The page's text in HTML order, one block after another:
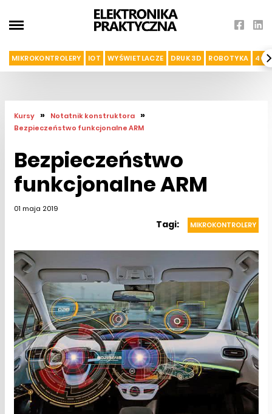
MIKROKONTROLERY IOT WYŚWIETLACZE DRUK 3D ROBOTYKA 4G I
Kursy » Notatnik konstruktora »
Bezpieczeństwo funkcjonalne ARM
Bezpieczeństwo
funkcjonalne ARM
01 maja 2019
Tagi: MIKROKONTROLERY